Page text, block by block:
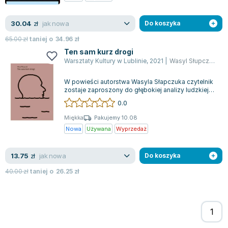
Agata Passent
Michel Moran
Maciej Orłoś
Jo Nesbo
Katarzyna Miller
Antoine de Saint Exupery
Mark Twain
ks. Piotr Pawlukiewicz
Jarosław Sokołowski
30.04 zł jak nowa
65.00złtaniej o 34.96 zł
Do koszyka
Ten sam kurz drogi
Warsztaty Kultury w Lublinie, 2021 Wasyl Słupczuk
W powieści autorstwa Wasyla Słapczuka czytelnik
zostaje zaproszony do głębokiej analizy ludzkiej
egzystencji oraz prób odnalezieni...
0.0
Miękka
Pakujemy 10.08
Nowa
Używana Wyprzedaż
13.75 zł jak nowa
40.00złtaniej o 26.25 zł
Do koszyka